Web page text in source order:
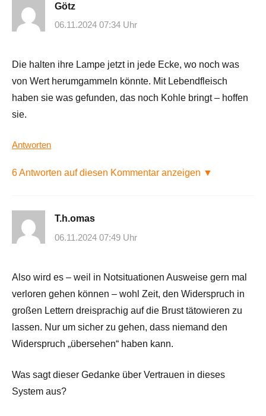
Götz
06.11.2024 07:34 Uhr
Die halten ihre Lampe jetzt in jede Ecke, wo noch was
von Wert herumgammeln könnte. Mit Lebendfleisch
haben sie was gefunden, das noch Kohle bringt – hoffen
sie.
Antworten
6 Antworten auf diesen Kommentar anzeigen ▼
T.h.omas
06.11.2024 07:49 Uhr
Also wird es – weil in Notsituationen Ausweise gern mal
verloren gehen können – wohl Zeit, den Widerspruch in
großen Lettern dreisprachig auf die Brust tätowieren zu
lassen. Nur um sicher zu gehen, dass niemand den
Widerspruch „übersehen“ haben kann.
Was sagt dieser Gedanke über Vertrauen in dieses
System aus?